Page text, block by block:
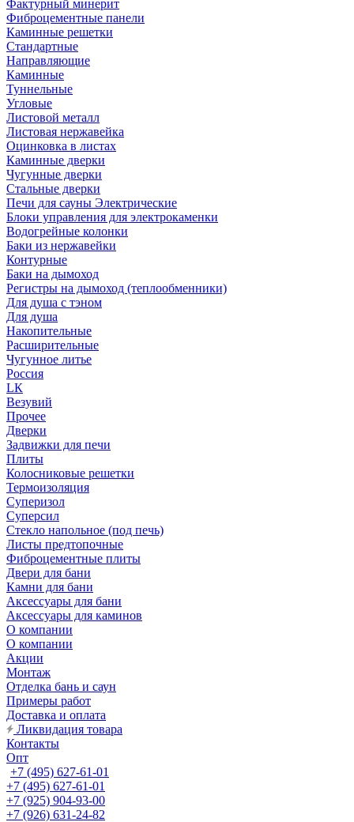
Фактурный минерит
Фиброцементные панели
Каминные решетки
Стандартные
Направляющие
Каминные
Туннельные
Угловые
Листовой металл
Листовая нержавейка
Оцинковка в листах
Каминные дверки
Чугунные дверки
Стальные дверки
Печи для сауны Электрические
Блоки управления для электрокаменки
Водогрейные колонки
Баки из нержавейки
Контурные
Баки на дымоход
Регистры на дымоход (теплообменники)
Для душа с тэном
Для душа
Накопительные
Расширительные
Чугунное литье
Россия
LК
Везувий
Прочее
Дверки
Задвижки для печи
Плиты
Колосниковые решетки
Термоизоляция
Суперизол
Суперсил
Стекло напольное (под печь)
Листы предтопочные
Фиброцементные плиты
Двери для бани
Камни для бани
Аксессуары для бани
Аксессуары для каминов
О компании
О компании
Акции
Монтаж
Отделка бань и саун
Примеры работ
Доставка и оплата
Ликвидация товара
Контакты
Опт
+7 (495) 627-61-01
+7 (495) 627-61-01
+7 (925) 904-93-00
+7 (926) 631-24-82